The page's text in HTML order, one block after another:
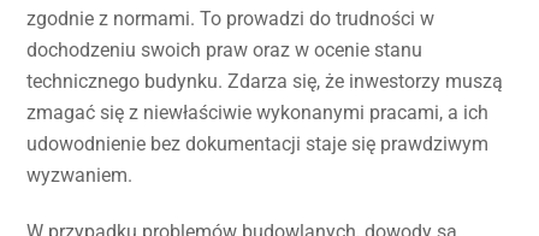
zgodnie z normami. To prowadzi do trudności w
dochodzeniu swoich praw oraz w ocenie stanu
technicznego budynku. Zdarza się, że inwestorzy muszą
zmagać się z niewłaściwie wykonanymi pracami, a ich
udowodnienie bez dokumentacji staje się prawdziwym
wyzwaniem.